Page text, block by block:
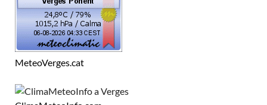
MeteoVerges.cat